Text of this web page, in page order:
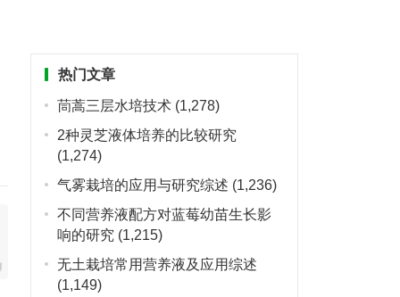
热门文章
茼蒿三层水培技术 (1,278)
2种灵芝液体培养的比较研究
(1,274)
气雾栽培的应用与研究综述 (1,236)
不同营养液配方对蓝莓幼苗生长影
响的研究 (1,215)
无土栽培常用营养液及应用综述
(1,149)